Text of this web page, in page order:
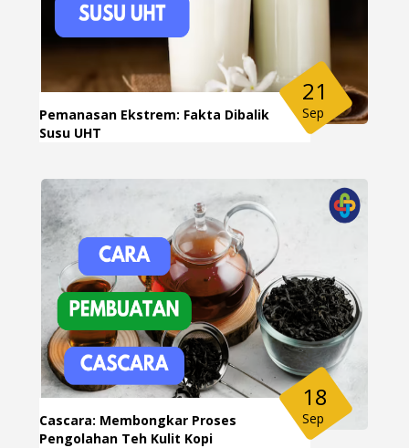
Pemanasan Ekstrem: Fakta Dibalik
Susu UHT
21
Sep
Cascara: Membongkar Proses
Pengolahan Teh Kulit Kopi
18
Sep